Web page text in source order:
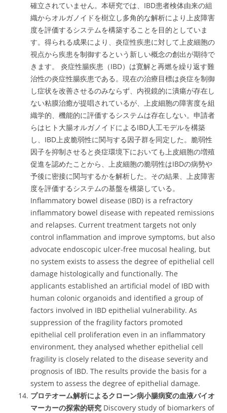
確立されていません。本研究では、IBD患者検体由来の組
織からオルガノイドを樹立し多角的な解析により上皮障害
度を評価するシステムを構築することを目的としていま
す。得られる成果により、炎症性疾患に対して上皮細胞の
視点から疾患を制御するという新しい概念の創出が期待で
きます。 炎症性腸疾患（IBD）は寛解と再燃を繰り返す難
治性の炎症性腸疾患である。現在の治療目標は炎症を制御
し症状を改善させるのみならず、内視鏡的に潰瘍が存在し
ない粘膜治癒が提唱されているが、上皮細胞の障害度を組
織学的、機能的に評価するシステムは存在しない。申請者
らはヒト大腸オルガノイドによるIBD人工モデルを構築
し、IBD上皮脆弱性に関与する因子群を同定した。脆弱性
因子を抑制させると炎症環境下においても上皮細胞の増殖
促進を認めたことから、上皮細胞の脆弱性はIBDの病勢や
予後に密接に関与するかを解析した。その結果、上皮障害
度を評価するシステムの基盤を構築している。
Inflammatory bowel disease (IBD) is a refractory
inflammatory bowel disease with repeated remissions
and relapses. Current treatment targets not only
control inflammation and improve symptoms, but also
advocate endoscopic ulcer-free mucosal healing, but
no system exists to assess the degree of epithelial cell
damage histologically and functionally. The
applicants established an artificial model of IBD with
human colonic organoids and identified a group of
factors involved in IBD epithelial vulnerability. As
suppression of the fragility factors promoted
epithelial cell proliferation even in an inflammatory
environment, they analysed whether epithelial cell
fragility is closely related to the disease severity and
prognosis of IBD. The results provide the basis for a
system to assess the degree of epithelial damage.
プロテオーム解析によるクローン病小腸病変の血液バイオ
マーカーの探索的研究 Discovery study of biomarkers of